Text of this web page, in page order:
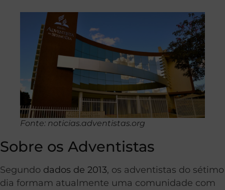
Fonte: noticias.adventistas.org
Sobre os Adventistas
Segundo dados de 2013, os adventistas do sétimo
dia formam atualmente uma comunidade com